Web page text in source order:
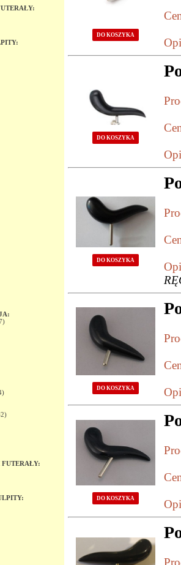
DO KOSZYKA
DO KOSZYKA
DO KOSZYKA
DO KOSZYKA
DO KOSZYKA